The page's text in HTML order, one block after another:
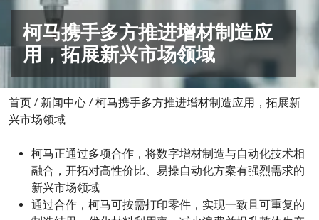
柯马携手多方推进增材制造应
用，拓展新兴市场领域
首页 / 新闻中心 /柯马携手多方推进增材制造应用，拓展新
兴市场领域
柯马正通过多项合作，将数字增材制造与自动化技术相
融合，开拓对高性价比、易操自动化方案有强烈需求的
新兴市场领域
通过合作，柯马可按需打印零件，实现一致且可重复的